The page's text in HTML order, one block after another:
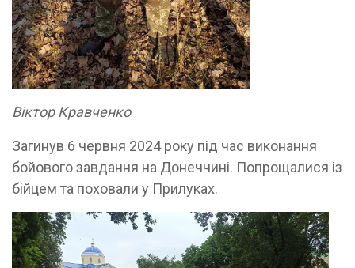
Віктор Кравченко
Загинув 6 червня 2024 року під час виконання
бойового завдання на Донеччині. Попрощалися із
бійцем та поховали у Прилуках.